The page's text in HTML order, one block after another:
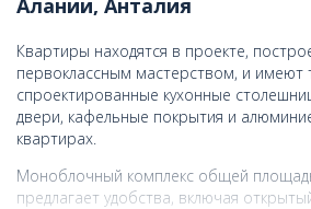
Алании, Анталия
Квартиры находятся в проекте,
первоклассным мастерством, и имеют
спроектированные кухонные
двери, кафельные покрытия и
квартирах.
Моноблочный комплекс общей
предлагает удобства, включая